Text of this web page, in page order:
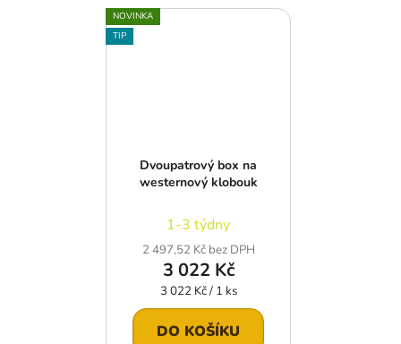
NOVINKA
TIP
Dvoupatrový box na
westernový klobouk
1-3 týdny
2 497,52 Kč bez DPH
3 022 Kč
Měrná
cena:
3 022 Kč / 1 ks
DO KOŠÍKU